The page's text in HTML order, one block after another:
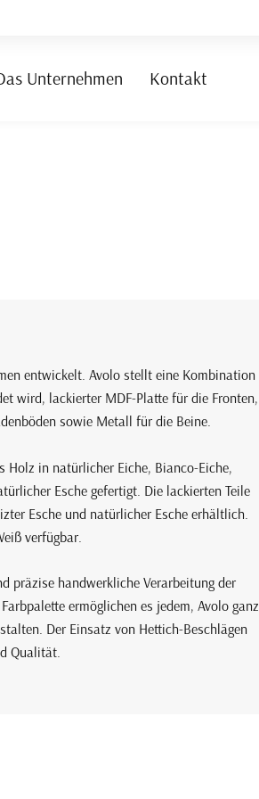
Unternehmen Kontakt
entwickelt. Avolo stellt eine Kombination
wird, lackierter MDF-Platte für die Fronten,
sowie Metall für die Beine.
Holz in natürlicher Eiche, Bianco-Eiche,
Esche gefertigt. Die lackierten Teile
Esche und natürlicher Esche erhältlich.
verfügbar.
präzise handwerkliche Verarbeitung der
ermöglichen es jedem, Avolo ganz
Der Einsatz von Hettich-Beschlägen
Qualität.